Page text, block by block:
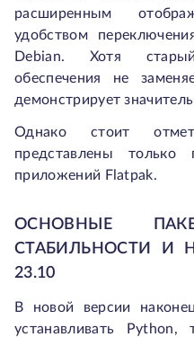
расширенным
удобством
Debian. Хотя
обеспечения не
демонстрирует
Однако стоит
представлены
приложений Flatpak.
ОСНОВНЫЕ
СТАБИЛЬНОСТИ И
23.10
В новой версии
устанавливать